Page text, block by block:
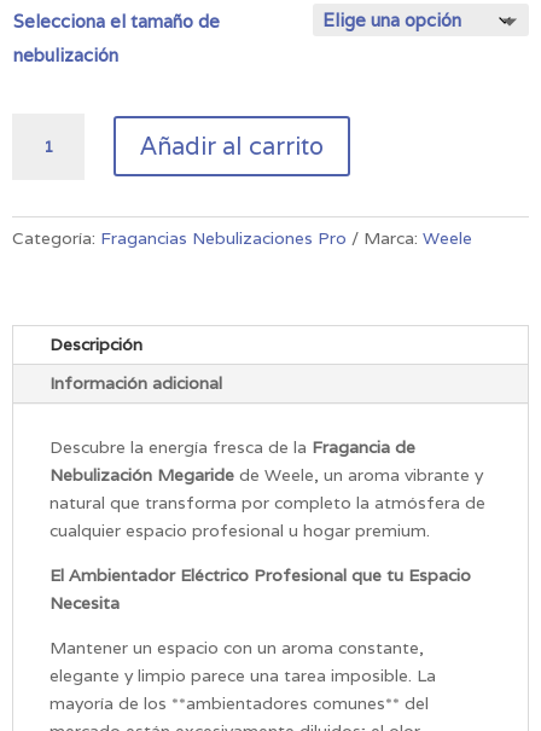
Selecciona el tamaño de
nebulización
Nebulización
cantidad
Añadir al carrito
Categoría: Fragancias Nebulizaciones Pro Marca: Weele
Descripción
Información adicional
Descubre la energía fresca de la Fragancia de
Nebulización Megaride de Weele, un aroma vibrante y
natural que transforma por completo la atmósfera de
cualquier espacio profesional u hogar premium.
El Ambientador Eléctrico Profesional que tu Espacio
Necesita
Mantener un espacio con un aroma constante,
elegante y limpio parece una tarea imposible. La
mayoría de los **ambientadores comunes** del